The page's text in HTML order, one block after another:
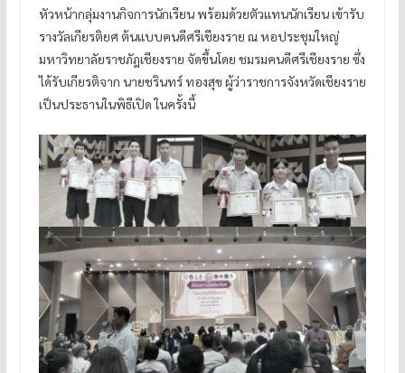
หัวหน้ากลุ่มงานกิจการนักเรียน พร้อมด้วยตัวแทนนักเรียน เข้ารับ
รางวัลเกียรติยศ ต้นแบบคนดีศรีเชียงราย ณ หอประชุมใหญ่
มหาวิทยาลัยราชภัฎเชียงราย จัดขึ้นโดย ชมรมคนดีศรีเชียงราย ซึ่ง
ได้รับเกียรติจาก นายชรินทร์ ทองสุข ผู้ว่าราชการจังหวัดเชียงราย
เป็นประธานในพิธีเปิด ในครั้งนี้